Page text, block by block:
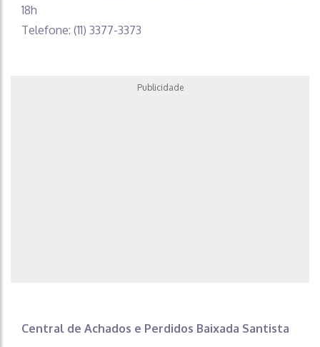
18h
Telefone: (11) 3377-3373
Publicidade
Central de Achados e Perdidos Baixada Santista